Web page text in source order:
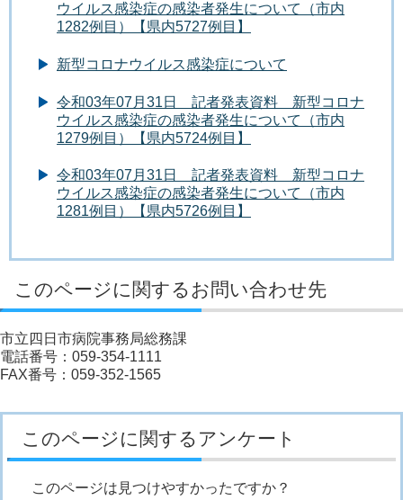
ウイルス感染症の感染者発生について（市内
1282例目）【県内5727例目】
新型コロナウイルス感染症について
令和03年07月31日 記者発表資料 新型コロナ
ウイルス感染症の感染者発生について（市内
1279例目）【県内5724例目】
令和03年07月31日 記者発表資料 新型コロナ
ウイルス感染症の感染者発生について（市内
1281例目）【県内5726例目】
このページに関するお問い合わせ先
市立四日市病院事務局総務課
電話番号：059-354-1111
FAX番号：059-352-1565
このページに関するアンケート
このページは見つけやすかったですか？